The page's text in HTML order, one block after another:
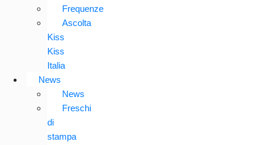
Frequenze
Ascolta
Kiss
Kiss
Italia
News
News
Freschi
di
stampa